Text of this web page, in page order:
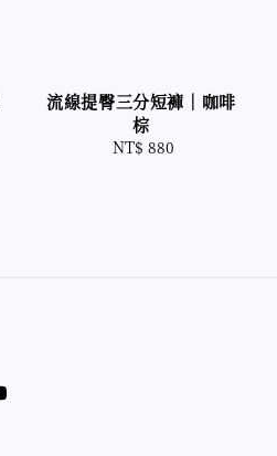
流線提臀三分短褲｜咖啡
棕
Regular
NT$ 880